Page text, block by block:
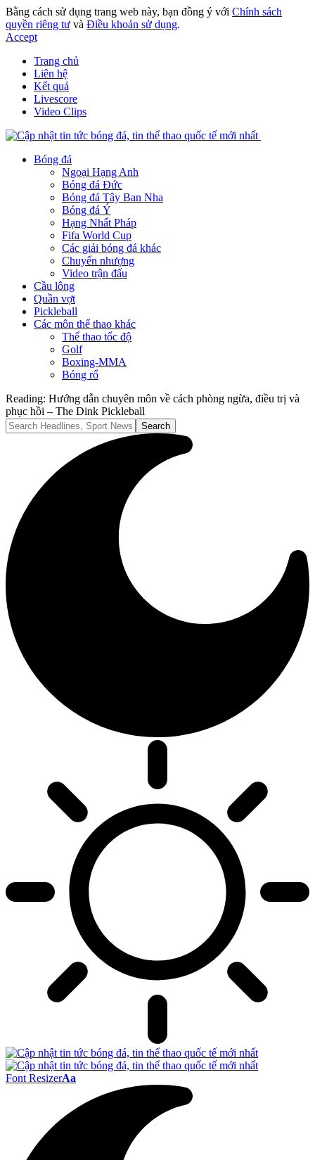
Bằng cách sử dụng trang web này, bạn đồng ý với Chính sách
quyền riêng tư và Điều khoản sử dụng.
Accept
Trang chủ
Liên hệ
Kết quả
Livescore
Video Clips
Bóng đá
Ngoại Hạng Anh
Bóng đá Đức
Bóng đá Tây Ban Nha
Bóng đá Ý
Hạng Nhất Pháp
Fifa World Cup
Các giải bóng đá khác
Chuyển nhượng
Video trận đấu
Cầu lông
Quần vợt
Pickleball
Các môn thể thao khác
Thể thao tốc độ
Golf
Boxing-MMA
Bóng rổ
Reading: Hướng dẫn chuyên môn về cách phòng ngừa, điều trị và
phục hồi – The Dink Pickleball
Font ResizerAa